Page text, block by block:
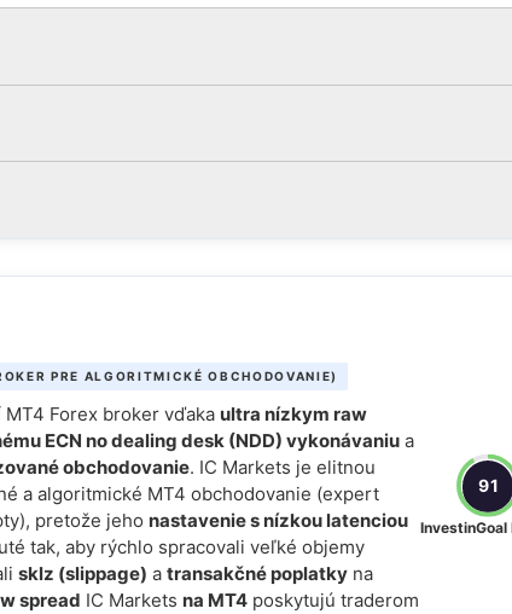
PRE ALGORITMICKÉ OBCHODOVANIE)
Forex broker vďaka ultra nízkym raw
ECN no dealing desk (NDD) vykonávaniu a
obchodovanie. IC Markets je elitnou
a algoritmické MT4 obchodovanie (expert
pretože jeho nastavenie s nízkou latenciou
tak, aby rýchlo spracovali veľké objemy
sklz (slippage) atransakčné poplatky na
spread IC Markets na MT4 poskytujú traderom
91
InvestinGoal